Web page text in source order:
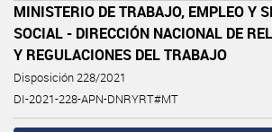
MINISTERIO DE TRABAJO, EMPLEO Y
SOCIAL - DIRECCIÓN NACIONAL DE
Y REGULACIONES DEL TRABAJO
Disposición 228/2021
DI-2021-228-APN-DNRYRT#MT